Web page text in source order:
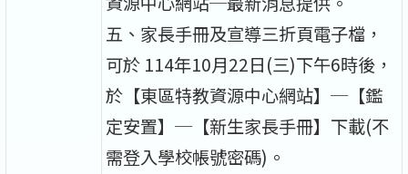
五、家長手冊及宣導三折頁電子檔，
可於 114年10月22日(三)下午6時後，
於【東區特教資源中心網站】─【鑑
定安置】─【新生家長手冊】下載(不
需登入學校帳號密碼)。